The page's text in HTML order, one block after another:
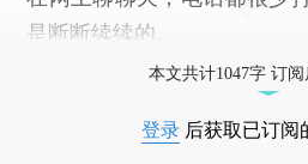
是断断续续的。
本文共计1047字 订
登录 后获取已订阅